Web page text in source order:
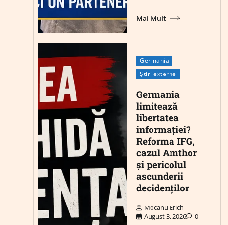
Mai Mult
Germania
Știri externe
Germania
limitează
libertatea
informației?
Reforma IFG,
cazul Amthor
și pericolul
ascunderii
decidenților
Mocanu Erich
August 3, 2026
0